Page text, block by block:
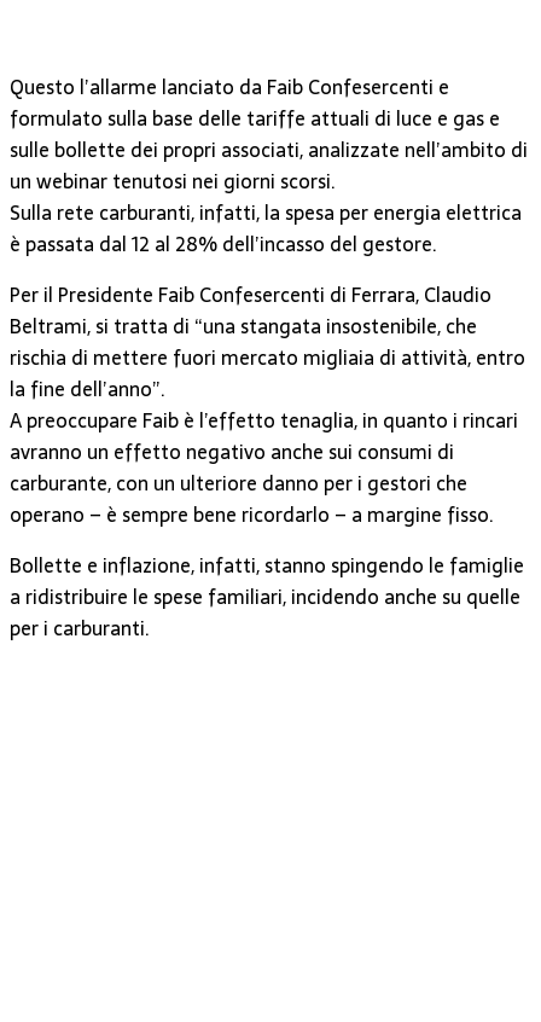
Questo l’allarme lanciato da Faib Confesercenti e
formulato sulla base delle tariffe attuali di luce e gas e
sulle bollette dei propri associati, analizzate nell’ambito di
un webinar tenutosi nei giorni scorsi.
Sulla rete carburanti, infatti, la spesa per energia elettrica
è passata dal 12 al 28% dell’incasso del gestore.
Per il Presidente Faib Confesercenti di Ferrara, Claudio
Beltrami, si tratta di “una stangata insostenibile, che
rischia di mettere fuori mercato migliaia di attività, entro
la fine dell’anno”.
A preoccupare Faib è l’effetto tenaglia, in quanto i rincari
avranno un effetto negativo anche sui consumi di
carburante, con un ulteriore danno per i gestori che
operano – è sempre bene ricordarlo – a margine fisso.
Bollette e inflazione, infatti, stanno spingendo le famiglie
a ridistribuire le spese familiari, incidendo anche su quelle
per i carburanti.